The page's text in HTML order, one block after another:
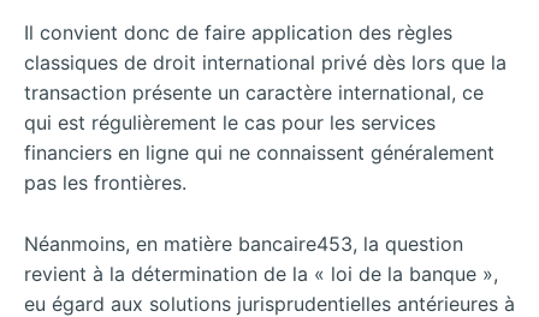
Il convient donc de faire application des règles
classiques de droit international privé dès lors que la
transaction présente un caractère international, ce
qui est régulièrement le cas pour les services
financiers en ligne qui ne connaissent généralement
pas les frontières.
Néanmoins, en matière bancaire453, la question
revient à la détermination de la « loi de la banque »,
eu égard aux solutions jurisprudentielles antérieures à